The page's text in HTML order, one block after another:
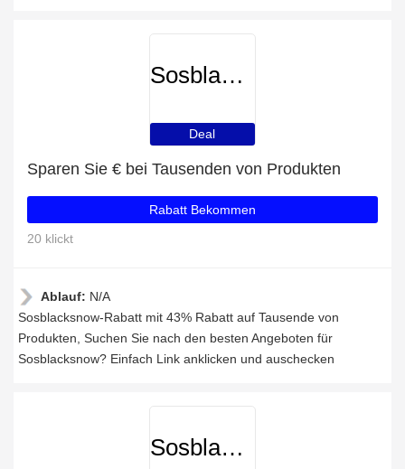
Sosblacksnow
Deal
Sparen Sie € bei Tausenden von Produkten
Rabatt Bekommen
20 klickt
Ablauf: N/A
Sosblacksnow-Rabatt mit 43% Rabatt auf Tausende von
Produkten, Suchen Sie nach den besten Angeboten für
Sosblacksnow? Einfach Link anklicken und auschecken
Sosblacksnow